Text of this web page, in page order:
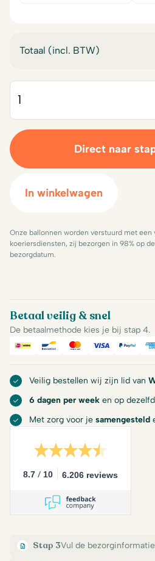
Totaal (incl. BTW)
In winkelwagen
Onze ballonnen worden verstuurd met een
koeriersdiensten, zij bezorgen in 98% op
bezorgdatum.
Betaal veilig & snel
De betaalmethode kies je bij stap 4.
iDeal Bancontact
Mastercard
Visa PayPal
Veilig bestellen wij zijn lid van
6 dagen per week en op
Met zorg voor je samengesteld
8.7 / 10 6.206 reviews
Stap 3Vul de